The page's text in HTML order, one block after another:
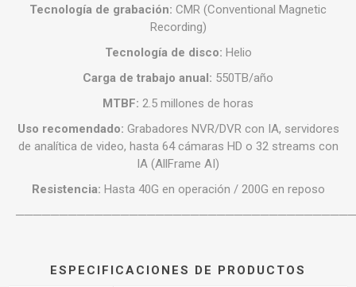
Tecnología de grabación: CMR (Conventional Magnetic
Recording)
Tecnología de disco: Helio
Carga de trabajo anual: 550TB/año
MTBF: 2.5 millones de horas
Uso recomendado: Grabadores NVR/DVR con IA, servidores
de analítica de video, hasta 64 cámaras HD o 32 streams con
IA (AllFrame AI)
Resistencia: Hasta 40G en operación / 200G en reposo
ESPECIFICACIONES DE PRODUCTOS